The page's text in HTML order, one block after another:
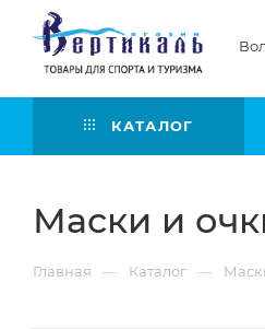
КАТАЛОГ
Маски и
Главная — Каталог —